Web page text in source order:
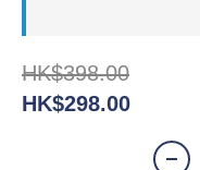
HK$398.00
HK$298.00